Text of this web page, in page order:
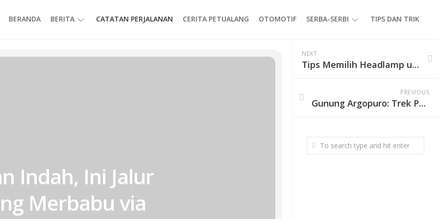
BERANDA BERITA CATATAN PERJALANAN CERITA PETUALANG OTOMOTIF SERBA-SERBI
EVENT
GAYA
TIPS DAN TRIK
Indah, Ini Jalur
Merbabu via
NEXT
Tips Memilih Headlamp untuk Pendakian: Ringan, Tahan Lama, dan Penuh Fitur
PREVIOUS
Gunung Argopuro: Trek Pendakian Terpanjang di Jawa dan Kisah Mistis Danau Taman Hidup